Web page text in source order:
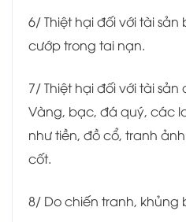
6/ Thiệt hại đối với tài
cướp trong tai nạn.
7/ Thiệt hại đối với tài
Vàng, bạc, đá quý, các
như tiền, đồ cổ, tranh
cốt.
8/ Do chiến tranh, khủng